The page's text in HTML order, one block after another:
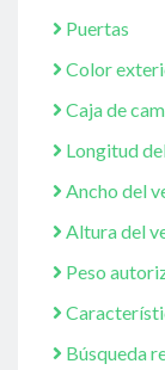
Puertas
Color
Caja de
Longitud
Ancho del
Altura del
Peso
Búsqueda